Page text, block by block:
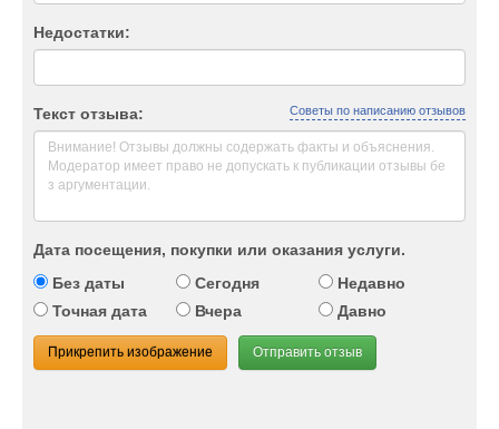
Недостатки:
Текст отзыва: Советы по написанию отзывов
Дата посещения, покупки или оказания услуги.
Без даты
Сегодня
Недавно
Точная дата
Вчера Давно
Прикрепить изображение Отправить отзыв